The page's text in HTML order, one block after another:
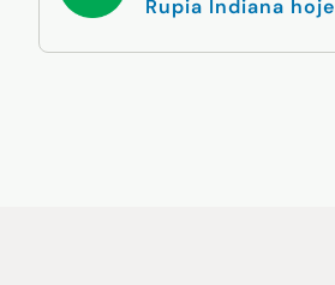
Rupia Indiana hoje